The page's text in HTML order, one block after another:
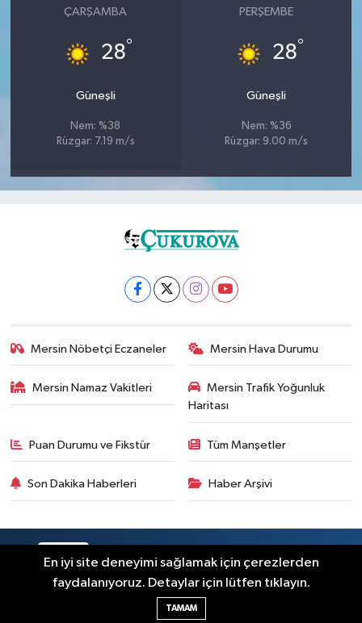
ÇARŞAMBA
28°
Güneşli
Nem: %38
Rüzgar: 7.19 m/s
PERŞEMBE
28°
Güneşli
Nem: %36
Rüzgar: 9.00 m/s
Mersin Nöbetçi Eczaneler Mersin Hava Durumu
Mersin Namaz Vakitleri
Mersin Trafik Yoğunluk
Haritası
Puan Durumu ve Fikstür Tüm Manşetler
Son Dakika Haberleri Haber Arşivi
Haber Yazılımı:
En iyi site deneyimi sağlamak için çerezlerden
faydalanıyoruz. Detaylar için lütfen tıklayın.
TAMAM